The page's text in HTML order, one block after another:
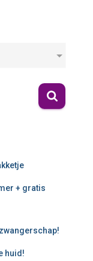
+ gratis
huid!